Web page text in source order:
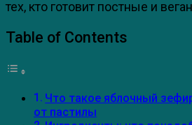
тех, кто готовит постные и
Table of Contents
Что такое яблочный
от пастилы